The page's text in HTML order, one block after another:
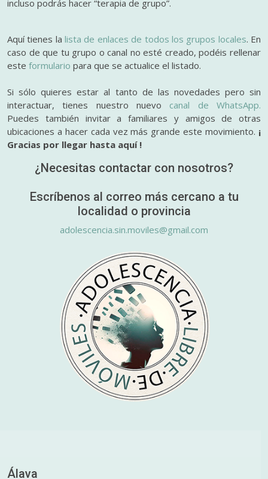
incluso podrás hacer “terapia de grupo”.
Aquí tienes lalista de enlaces de todos los grupos locales. En
caso de que tu grupo o canal no esté creado, podéis rellenar
este formulario para que se actualice el listado.
Si sólo quieres estar al tanto de las novedades pero sin
interactuar, tienes nuestro nuevo canal de WhatsApp.
Puedes también invitar a familiares y amigos de otras
ubicaciones a hacer cada vez más grande este movimiento. ¡
Gracias por llegar hasta aquí !
¿Necesitas contactar con nosotros?
Escríbenos al correo más cercano a tu
localidad o provincia
adolescencia.sin.moviles@gmail.com
Álava